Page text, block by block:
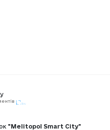
"Melitopol Smart City"